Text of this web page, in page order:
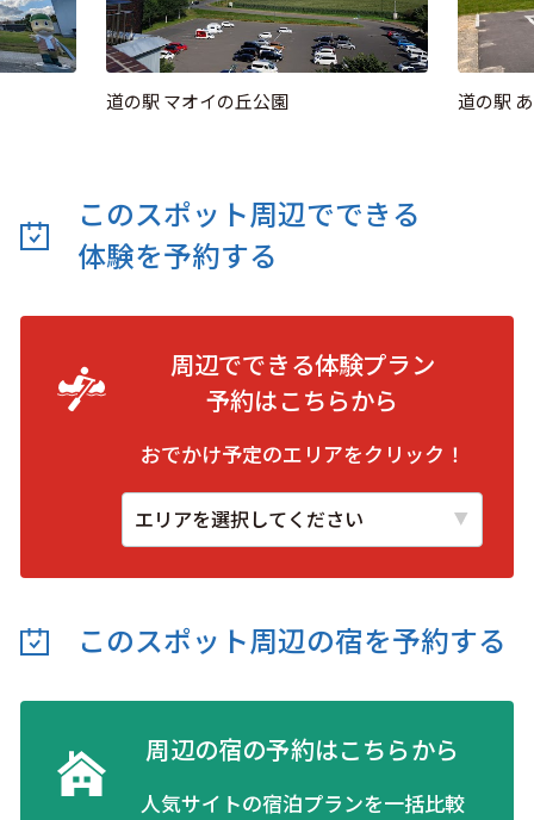
道の駅 マオイの丘公園 道の駅
このスポット周辺でできる
体験を予約する
周辺でできる体験プラン
予約はこちらから
おでかけ予定のエリアをクリック！
このスポット周辺の宿を予約する
周辺の宿の予約はこちらから
人気サイトの宿泊プランを一括比較